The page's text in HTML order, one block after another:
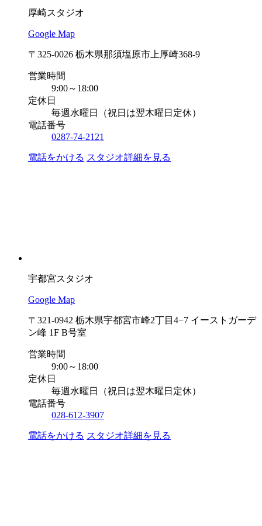
厚崎スタジオ
Google Map
〒325-0026 栃木県那須塩原市上厚崎368-9
営業時間
9:00～18:00
定休日
毎週水曜日（祝日は翌木曜日定休）
電話番号
0287-74-2121
電話をかける スタジオ詳細を見る
宇都宮スタジオ
Google Map
〒321-0942 栃木県宇都宮市峰2丁目4−7 イーストガーデ
ン峰 1F B号室
営業時間
9:00～18:00
定休日
毎週水曜日（祝日は翌木曜日定休）
電話番号
028-612-3907
電話をかける スタジオ詳細を見る